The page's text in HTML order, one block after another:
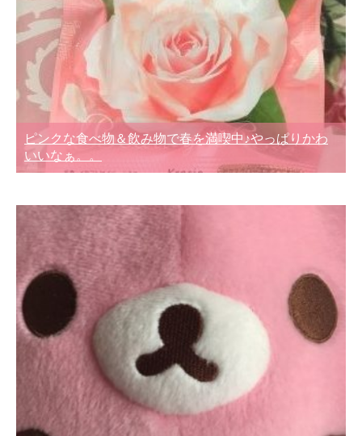
ピンクな食べ物＆飲み物で春を満喫中♪やっぱりかわ
いいなぁ。。